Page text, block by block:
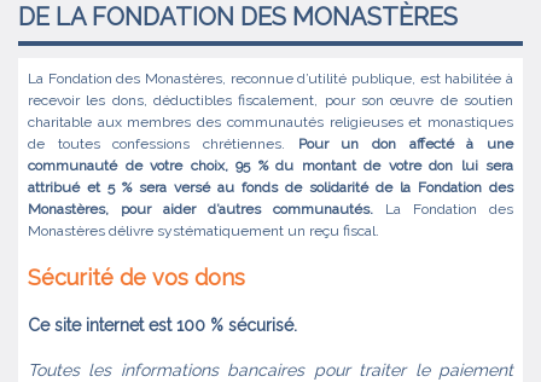
DE LA FONDATION DES MONASTÈRES
La Fondation des Monastères, reconnue d’utilité publique, est habilitée à
recevoir les dons, déductibles fiscalement, pour son œuvre de soutien
charitable aux membres des communautés religieuses et monastiques
de toutes confessions chrétiennes. Pour un don affecté à une
communauté de votre choix, 95 % du montant de votre don lui sera
attribué et 5 % sera versé au fonds de solidarité de la Fondation des
Monastères, pour aider d’autres communautés. La Fondation des
Monastères délivre systématiquement un reçu fiscal.
Sécurité de vos dons
Ce site internet est 100 % sécurisé.
Toutes les informations bancaires pour traiter le paiement